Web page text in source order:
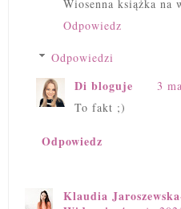
Wiosenna książka na
Odpowiedz
Odpowiedzi
Di bloguje
3
To fakt ;)
Odpowiedz
Klaudia